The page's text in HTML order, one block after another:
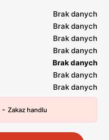
Brak danych
Brak danych
Brak danych
Brak danych
Brak danych
Brak danych
Brak danych
- Zakaz handlu